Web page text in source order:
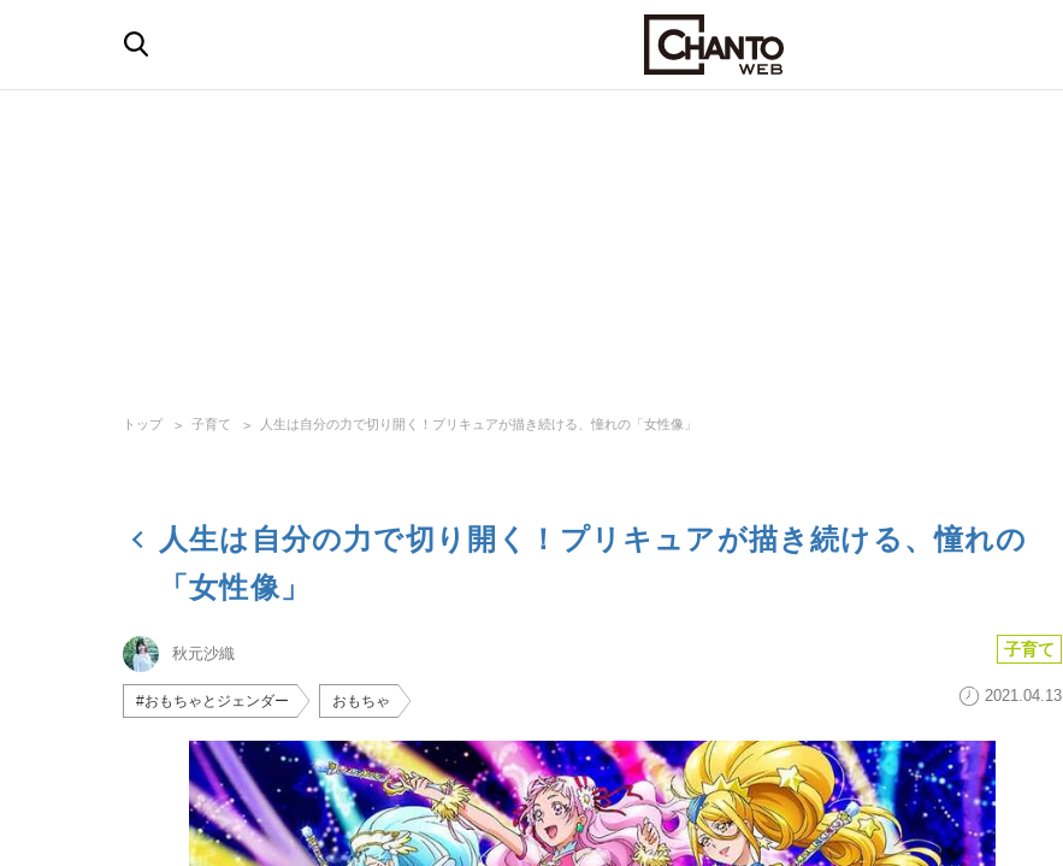
トップ 子育て 人生は自分の力で切り開く！プリキュアが描き続ける、憧れの「女性像」
人生は自分の力で切り開く！プリキュアが描き続ける、憧れの
「女性像」
秋元沙織 子育て
#おもちゃとジェンダー おもちゃ 2021.04.13